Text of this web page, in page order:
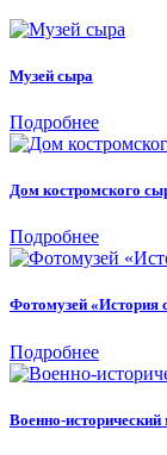
Музей сыра
Подробнее
Дом костромского
Подробнее
Фотомузей «История
Подробнее
Военно-исторический